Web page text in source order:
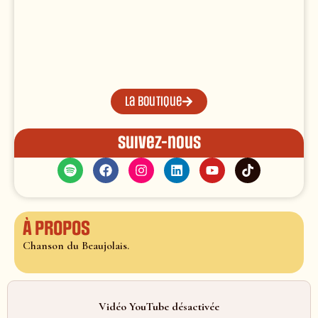
La boutique
Suivez-nous
À propos
Chanson du Beaujolais.
Vidéo YouTube désactivée